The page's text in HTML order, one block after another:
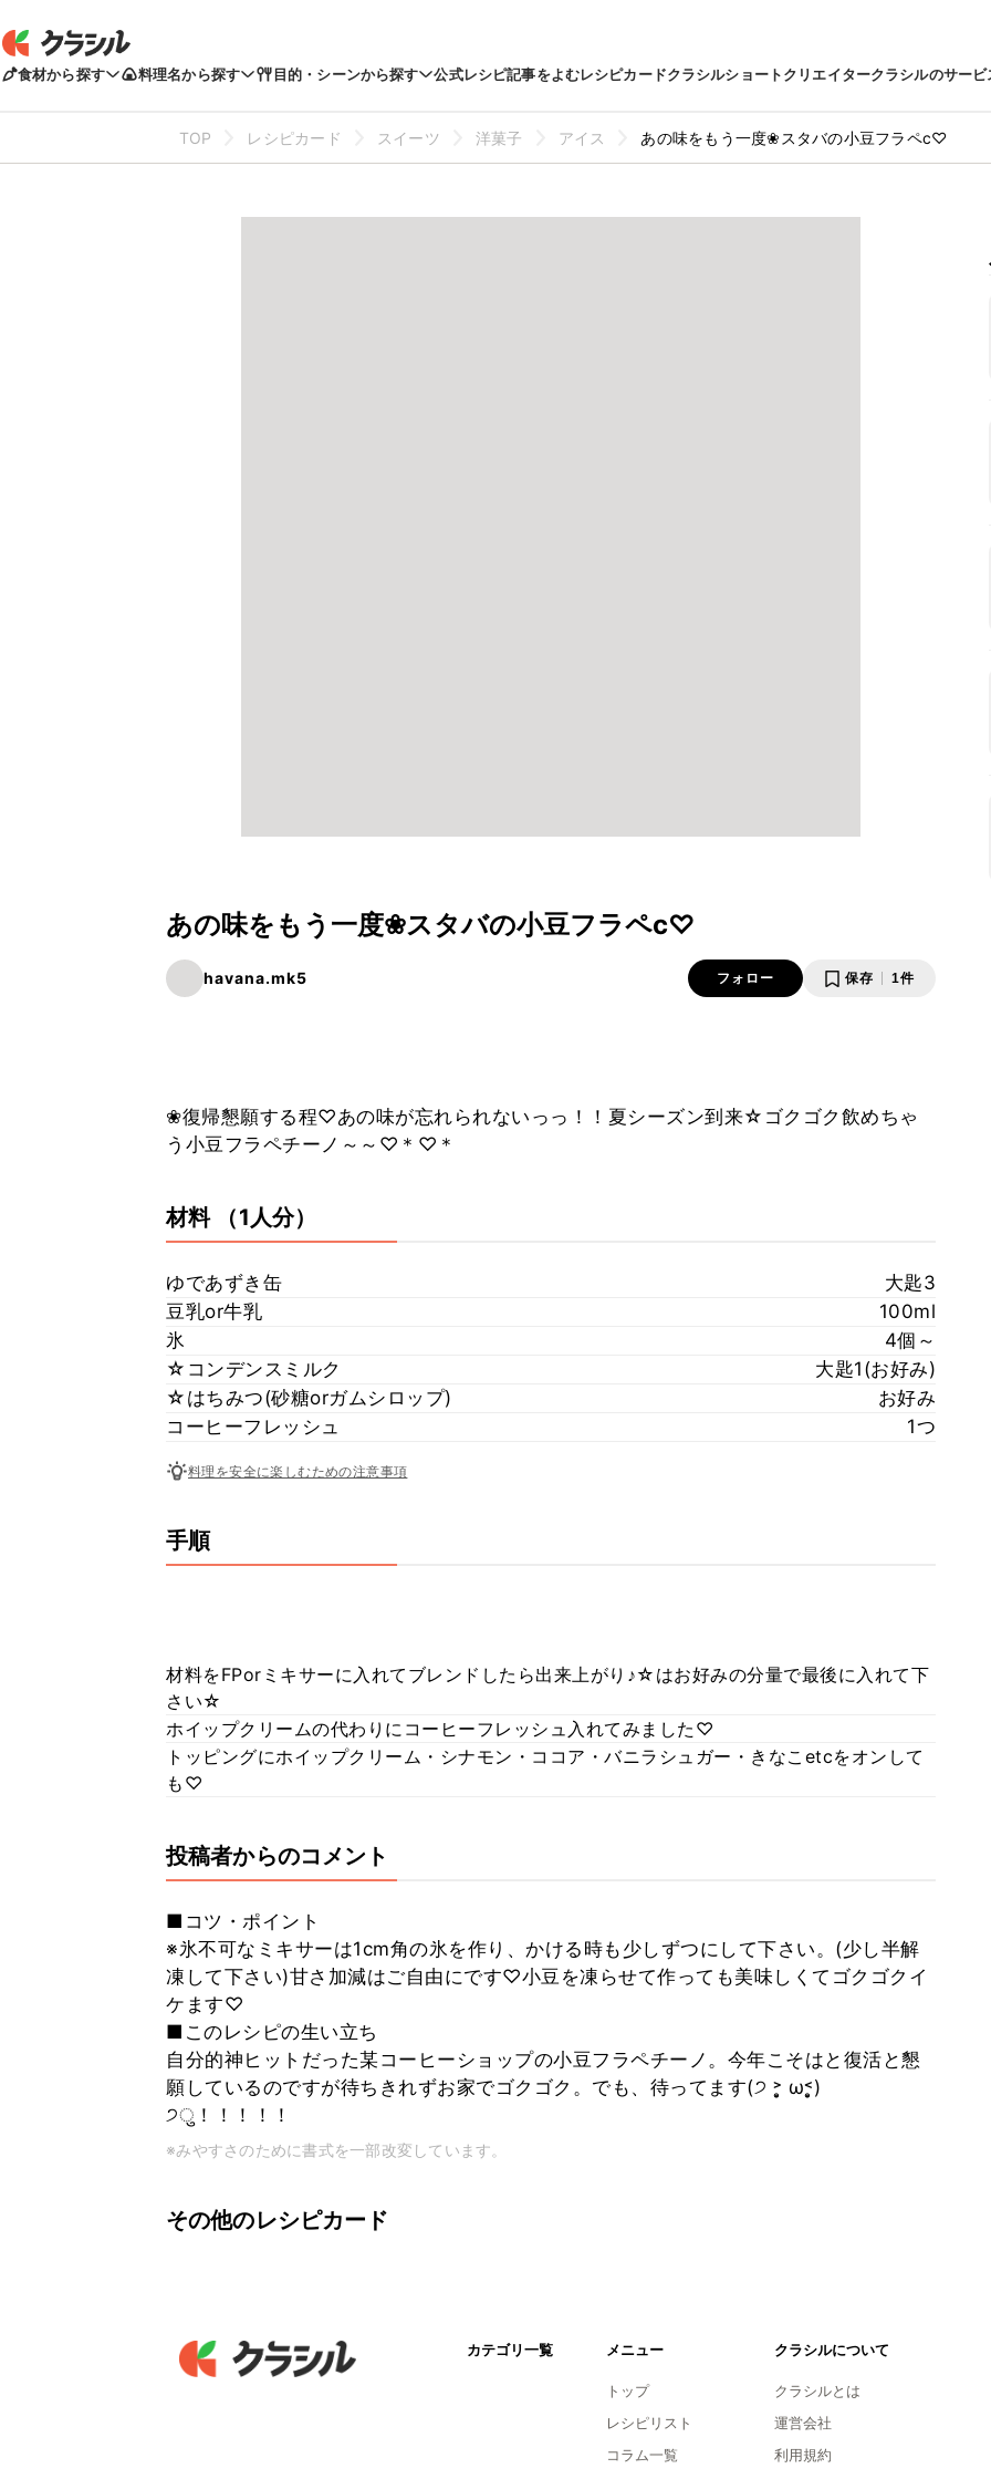
食材から探す 料理名から探す 目的・シーンから探す 公式レシピ記事をよむレシピカードクラシルショートクリエイタークラシルのサービ
TOP レシピカード スイーツ 洋菓子 アイス あの味をもう一度❀スタバの小豆フラペc♡
あの味をもう一度❀スタバの小豆フラペc♡
havana.mk5 フォロー 保存 1件
❀復帰懇願する程♡あの味が忘れられないっっ！！夏シーズン到来☆ゴクゴク飲めちゃ
う小豆フラペチーノ～～♡＊♡＊
材料 （1人分）
ゆであずき缶
大匙3
豆乳or牛乳
100ml
氷
4個～
☆コンデンスミルク
大匙1(お好み)
☆はちみつ(砂糖orガムシロップ)
お好み
コーヒーフレッシュ
1つ
料理を安全に楽しむための注意事項
手順
材料をFPorミキサーに入れてブレンドしたら出来上がり♪☆はお好みの分量で最後に入れて下
さい☆
ホイップクリームの代わりにコーヒーフレッシュ入れてみました♡
トッピングにホイップクリーム・シナモン・ココア・バニラシュガー・きなこetcをオンして
も♡
投稿者からのコメント
■コツ・ポイント
※氷不可なミキサーは1cm角の氷を作り、かける時も少しずつにして下さい。(少し半解
凍して下さい)甘さ加減はご自由にです♡小豆を凍らせて作っても美味しくてゴクゴクイ
ケます♡
■このレシピの生い立ち
自分的神ヒットだった某コーヒーショップの小豆フラペチーノ。今年こそはと復活と懇
願しているのですが待ちきれずお家でゴクゴク。でも、待ってます(੭ ˃̣̣̥ ω˂̣̣̥)
੭ु！！！！！
※みやすさのために書式を一部改変しています。
その他のレシピカード
カテゴリ一覧 メニュー
トップ
レシピリスト
コラム一覧
クラシルについて
クラシルとは
運営会社
利用規約